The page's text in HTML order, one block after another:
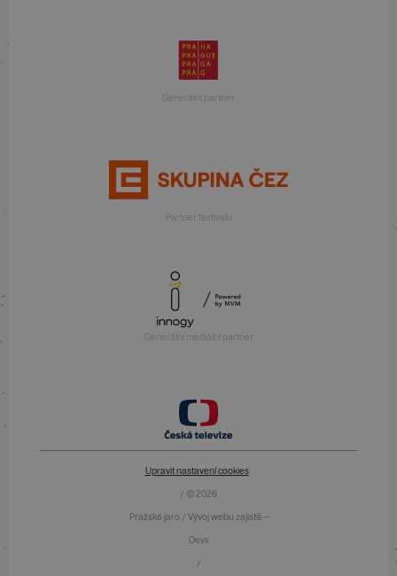
Generální partner
Partner festivalu
Generální mediální partner
Upravit nastavení cookies
/ © 2026
Pražské jaro / Vývoj webu zajistili —
Devx
/